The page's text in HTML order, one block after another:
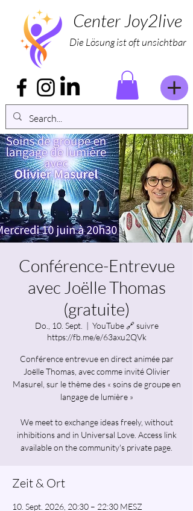
Center Joy2live
Die Lösung ist oft unsichtbar
Conférence-Entrevue
avec Joëlle Thomas
(gratuite)
Do., 10. Sept.
  |
YouTube 🔗 suivre
https://fb.me/e/63axu2QVk
Conférence entrevue en direct animée par
Joëlle Thomas, avec comme invité Olivier
Masurel, sur le thème des « soins de groupe en
langage de lumière »
We meet to exchange ideas freely, without
inhibitions and in Universal Love. Access link
available on the community's private page.
Zeit & Ort
10. Sept. 2026, 20:30 – 22:30 MESZ